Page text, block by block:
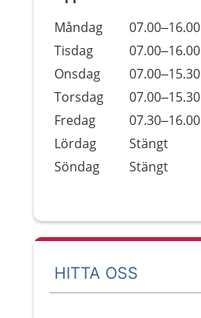
Dag
Öppettider
Kommentarer
Måndag
07.00–16.00
Tisdag
07.00–16.00
Onsdag
07.00–15.30
Torsdag
07.00–15.30
Fredag
07.30–16.00
Lördag
Stängt
Söndag
Stängt
HITTA OSS